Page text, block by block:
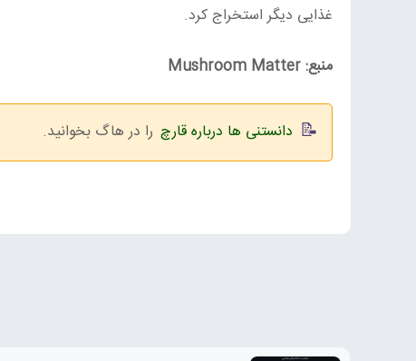
غذایی دیگر استخراج کرد.
منبع: Mushroom Matter
دانستنی ها درباره قارچ را در هاگ بخوانید.